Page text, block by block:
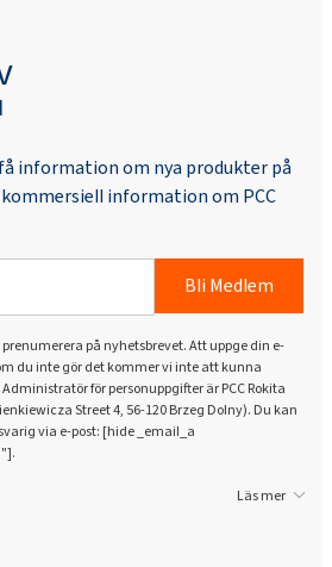
information om nya produkter på
information om PCC
Bli Medlem
på nyhetsbrevet. Att uppge din e-
du inte gör det kommer vi inte att kunna
för personuppgifter är PCC Rokita
Street 4, 56-120 Brzeg Dolny). Du kan
via e-post: [hide _email_a
Läs mer